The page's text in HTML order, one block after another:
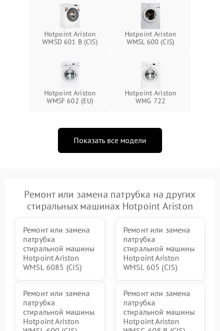
Hotpoint Ariston
WMSD 601 B (CIS)
Hotpoint Ariston
WMSL 600 (CIS)
Hotpoint Ariston
WMSF 602 (EU)
Hotpoint Ariston
WMG 722
Показать все модели
Ремонт или замена патрубка на других
стиральных машинах Hotpoint Ariston
Ремонт или замена
патрубка
стиральной машины
Hotpoint Ariston
WMSL 6085 (CIS)
Ремонт или замена
патрубка
стиральной машины
Hotpoint Ariston
WMSL 605 (CIS)
Ремонт или замена
патрубка
стиральной машины
Hotpoint Ariston
Ремонт или замена
патрубка
стиральной машины
Hotpoint Ariston